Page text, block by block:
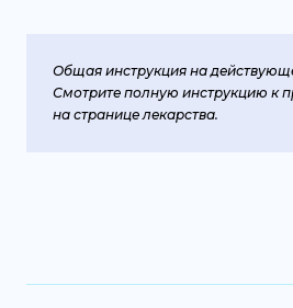
Общая инструкция на
Смотрите полную инструкцию к
на странице лекарства.